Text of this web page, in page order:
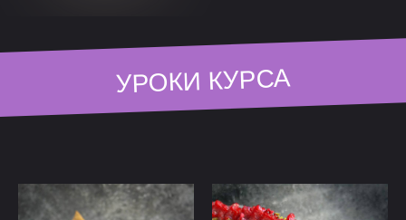
УРОКИ КУРСА